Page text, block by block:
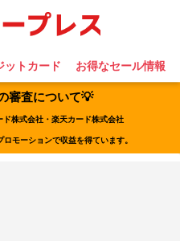
ットカード お得なセール情報
審査について💡
株式会社・楽天カード株式会社
モーションで収益を得ています。